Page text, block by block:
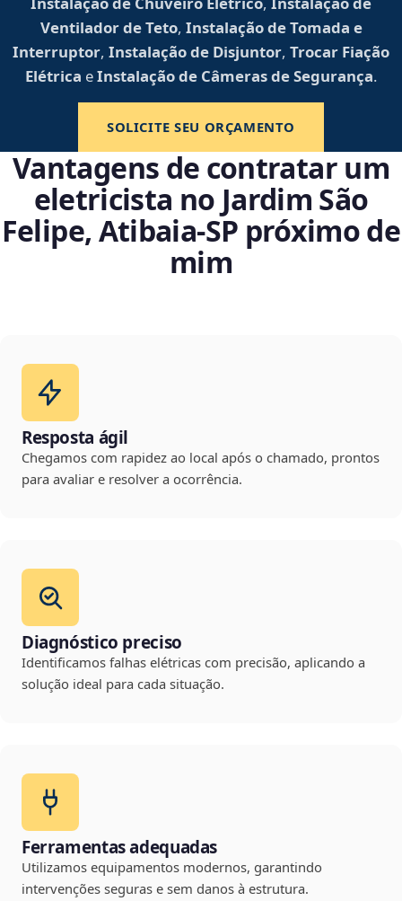
Ventilador de Teto, Instalação de Tomada e
Interruptor, Instalação de Disjuntor, Trocar Fiação
Elétrica eInstalação de Câmeras de Segurança.
SOLICITE SEU ORÇAMENTO
Vantagens de contratar um
eletricista no Jardim São
Felipe, Atibaia‑SP próximo de
mim
Resposta ágil
Chegamos com rapidez ao local após o chamado, prontos
para avaliar e resolver a ocorrência.
Diagnóstico preciso
Identificamos falhas elétricas com precisão, aplicando a
solução ideal para cada situação.
Ferramentas adequadas
Utilizamos equipamentos modernos, garantindo
intervenções seguras e sem danos à estrutura.